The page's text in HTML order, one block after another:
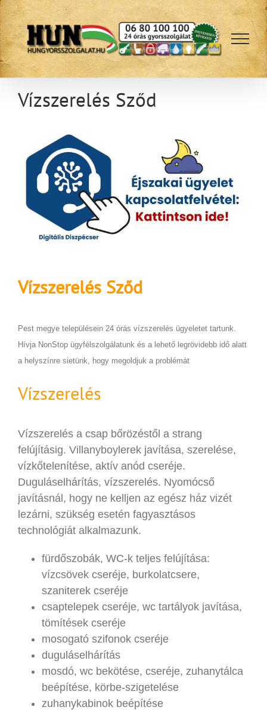
Kihagyás
Vízszerelés Sződ
Vízszerelés Sződ
Pest megye településein 24 órás vízszerelés ügyeletet tartunk.
Hívja NonStop ügyfélszolgálatunk és a lehető legrövidebb idő alatt
a helyszínre sietünk, hogy megoldjuk a problémát
Vízszerelés
Vízszerelés a csap bőrözéstől a strang
felújításig. Villanyboylerek javítása, szerelése,
vízkőtelenítése, aktív anód cseréje.
Duguláselhárítás, vízszerelés. Nyomócső
javításnál, hogy ne kelljen az egész ház vizét
lezárni, szükség esetén fagyasztásos
technológiát alkalmazunk.
fürdőszobák, WC-k teljes felújítása:
vízcsövek cseréje, burkolatcsere,
szaniterek cseréje
csaptelepek cseréje, wc tartályok javítása,
tömítések cseréje
mosogató szifonok cseréje
duguláselhárítás
mosdó, wc bekötése, cseréje, zuhanytálca
beépítése, körbe-szigetelése
zuhanykabinok beépítése